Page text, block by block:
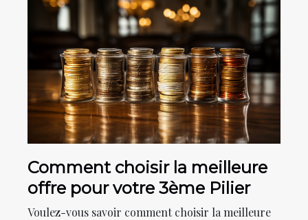
Comment choisir la meilleure
offre pour votre 3ème Pilier
Voulez-vous savoir comment choisir la meilleure